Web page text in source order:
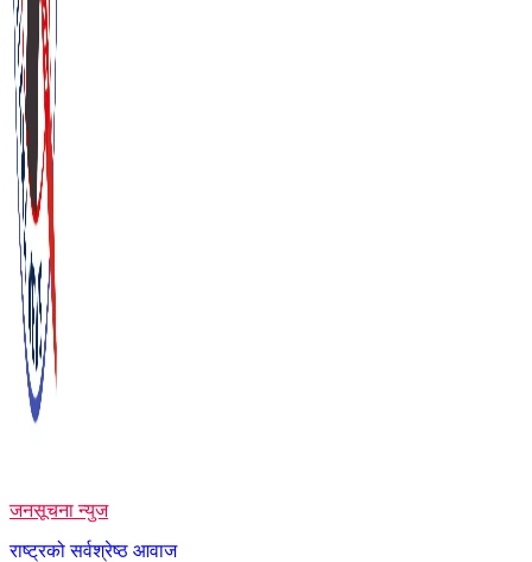
जनसूचना न्युज
राष्ट्रको सर्वश्रेष्ठ आवाज